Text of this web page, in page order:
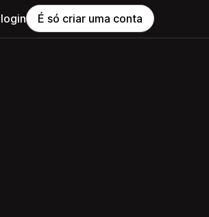
É só criar uma conta